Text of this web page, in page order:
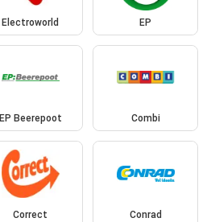
Electroworld EP
EP Beerepoot Combi
Correct Conrad